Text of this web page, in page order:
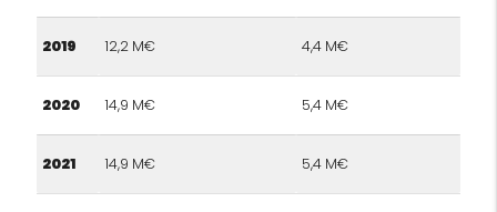
2019 12,2 M€ 4,4 M€
2020 14,9 M€ 5,4 M€
2021 14,9 M€ 5,4 M€